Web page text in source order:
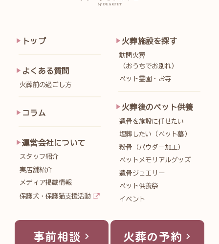
トップ
よくある質問
火葬前の過ごし方
コラム
運営会社について
スタッフ紹介
実店舗紹介
メディア掲載情報
保護犬・保護猫支援活動
火葬施設を探す
訪問火葬
（おうちでお別れ）
ペット霊園・お寺
火葬後のペット供養
遺骨を施設に任せたい
埋葬したい（ペット墓）
粉骨（パウダー加工）
ペットメモリアルグッズ
遺骨ジュエリー
ペット供養祭
イベント
事前相談 火葬の予約